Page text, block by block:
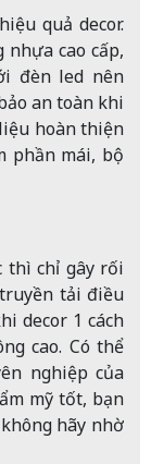
quả decor.
nhựa cao cấp,
đèn led nên
an toàn khi
hoàn thiện
phần mái, bộ
thì chỉ gây rối
tải điều
decor 1 cách
cao. Có thể
nghiệp của
mỹ tốt, bạn
hãy nhờ